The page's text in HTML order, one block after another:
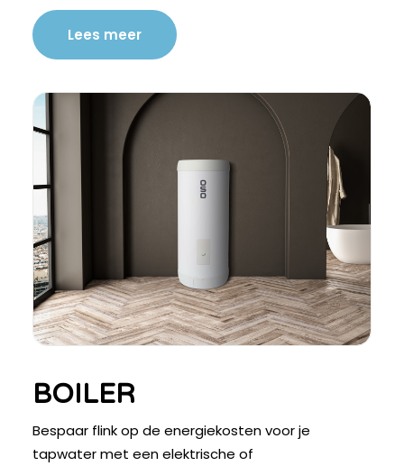
Lees meer
BOILER
Bespaar flink op de energiekosten voor je
tapwater met een elektrische of